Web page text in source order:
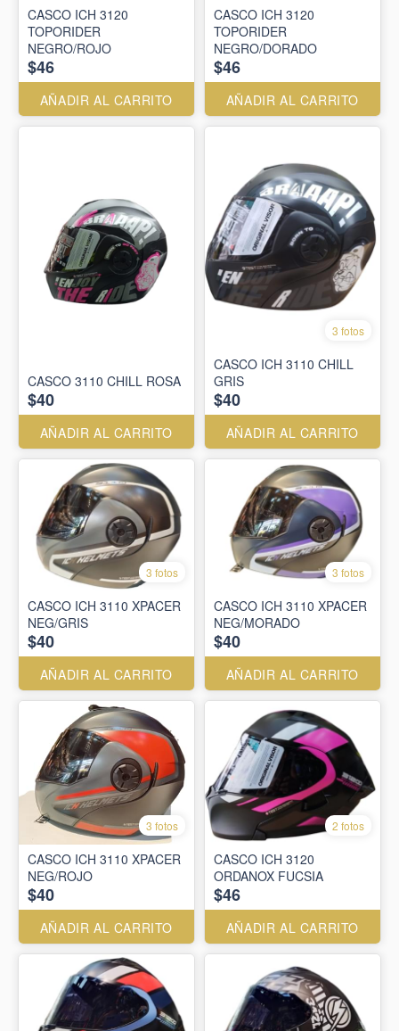
CASCO ICH 3120
TOPORIDER
NEGRO/ROJO
$46
AÑADIR AL CARRITO
CASCO ICH 3120
TOPORIDER
NEGRO/DORADO
$46
AÑADIR AL CARRITO
CASCO 3110 CHILL ROSA
$40
AÑADIR AL CARRITO
3 fotos
CASCO ICH 3110 CHILL
GRIS
$40
AÑADIR AL CARRITO
3 fotos
CASCO ICH 3110 XPACER
NEG/GRIS
$40
AÑADIR AL CARRITO
3 fotos
CASCO ICH 3110 XPACER
NEG/MORADO
$40
AÑADIR AL CARRITO
3 fotos
CASCO ICH 3110 XPACER
NEG/ROJO
$40
AÑADIR AL CARRITO
2 fotos
CASCO ICH 3120
ORDANOX FUCSIA
$46
AÑADIR AL CARRITO